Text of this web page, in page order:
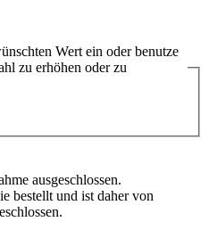
Wert ein oder benutze
zu erhöhen oder zu
ausgeschlossen.
bestellt und ist daher von